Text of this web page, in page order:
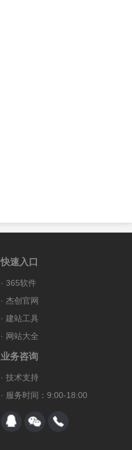
快速入口
· 365软件
· 杰创官网
· 建站工具
· 网站大全
业务咨询
· 技术支持
· 服务时间：9:00-18:00